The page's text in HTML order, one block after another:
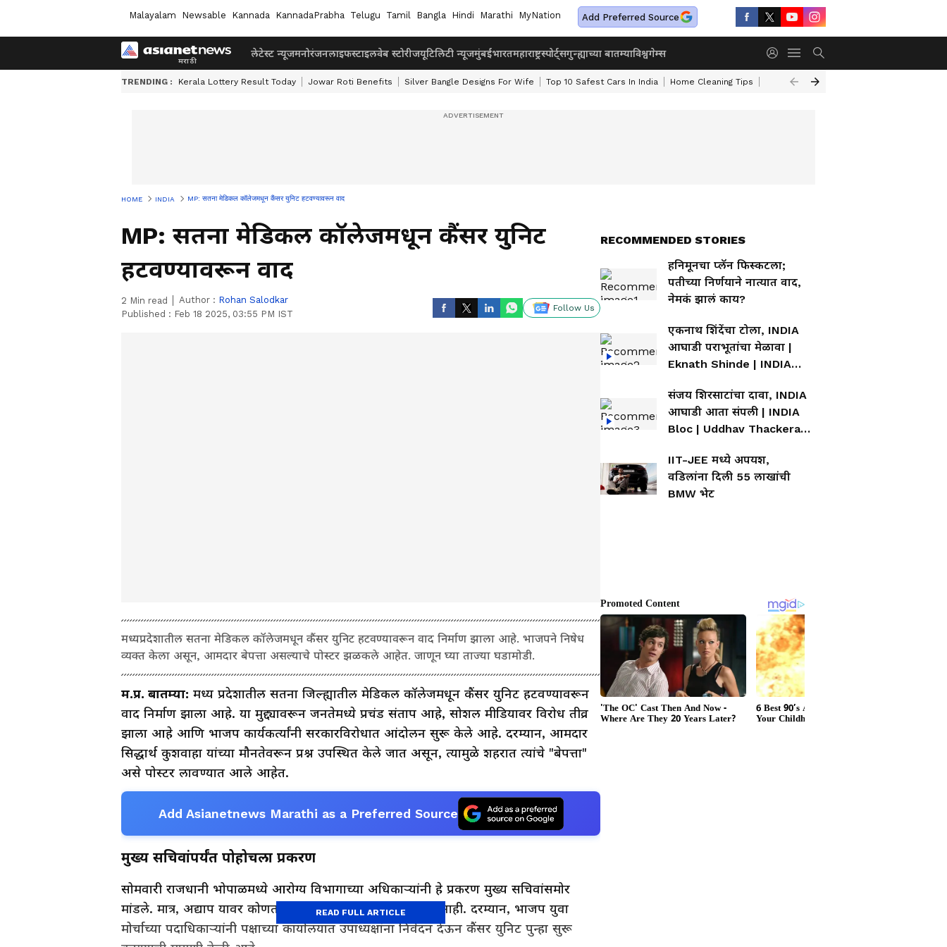
Malayalam Newsable Kannada KannadaPrabha Telugu Tamil Bangla Hindi Marathi MyNation Add Preferred Source
लेटेस्ट न्यूजमनोरंजनलाइफस्टाइलवेब स्टोरीजयूटिलिटी न्यूजमुंबईभारतमहाराष्ट्रस्पोर्ट्सगुन्ह्याच्या बातम्याविश्वगेम्स
TRENDING : Kerala Lottery Result Today Jowar Roti Benefits Silver Bangle Designs For Wife Top 10 Safest Cars In India Home Cleaning Tips Gas Burner Cleaning Tips
HOME INDIA MP: सतना मेडिकल कॉलेजमधून कैंसर युनिट हटवण्यावरून वाद
MP: सतना मेडिकल कॉलेजमधून कैंसर युनिट
हटवण्यावरून वाद
2 Min read Author : Rohan Salodkar
Published : Feb 18 2025, 03:55 PM IST
Follow Us
मध्यप्रदेशातील सतना मेडिकल कॉलेजमधून कैंसर युनिट हटवण्यावरून वाद निर्माण झाला आहे. भाजपने निषेध
व्यक्त केला असून, आमदार बेपत्ता असल्याचे पोस्टर झळकले आहेत. जाणून घ्या ताज्या घडामोडी.
म.प्र. बातम्या: मध्य प्रदेशातील सतना जिल्ह्यातील मेडिकल कॉलेजमधून कैंसर युनिट हटवण्यावरून
वाद निर्माण झाला आहे. या मुद्द्यावरून जनतेमध्ये प्रचंड संताप आहे, सोशल मीडियावर विरोध तीव्र
झाला आहे आणि भाजप कार्यकर्त्यांनी सरकारविरोधात आंदोलन सुरू केले आहे. दरम्यान, आमदार
सिद्धार्थ कुशवाहा यांच्या मौनतेवरून प्रश्न उपस्थित केले जात असून, त्यामुळे शहरात त्यांचे "बेपत्ता"
असे पोस्टर लावण्यात आले आहेत.
Add Asianetnews Marathi as a Preferred Source
मुख्य सचिवांपर्यंत पोहोचला प्रकरण
सोमवारी राजधानी भोपाळमध्ये आरोग्य विभागाच्या अधिकाऱ्यांनी हे प्रकरण मुख्य सचिवांसमोर
मांडले. मात्र, अद्याप यावर कोणताही अंतिम निर्णय घेण्यात आलेला नाही. दरम्यान, भाजप युवा
मोर्चाच्या पदाधिकाऱ्यांनी पक्षाच्या कार्यालयात उपाध्यक्षांना निवेदन देऊन कैंसर युनिट पुन्हा सुरू
READ FULL ARTICLE
RECOMMENDED STORIES
हनिमूनचा प्लॅन फिस्कटला;
पतीच्या निर्णयाने नात्यात वाद,
नेमकं झालं काय?
एकनाथ शिंदेंचा टोला, INDIA
आघाडी पराभूतांचा मेळावा |
Eknath Shinde | INDIA
संजय शिरसाटांचा दावा, INDIA
आघाडी आता संपली | INDIA
Bloc | Uddhav Thackeray
IIT-JEE मध्ये अपयश,
वडिलांना दिली 55 लाखांची
BMW भेट